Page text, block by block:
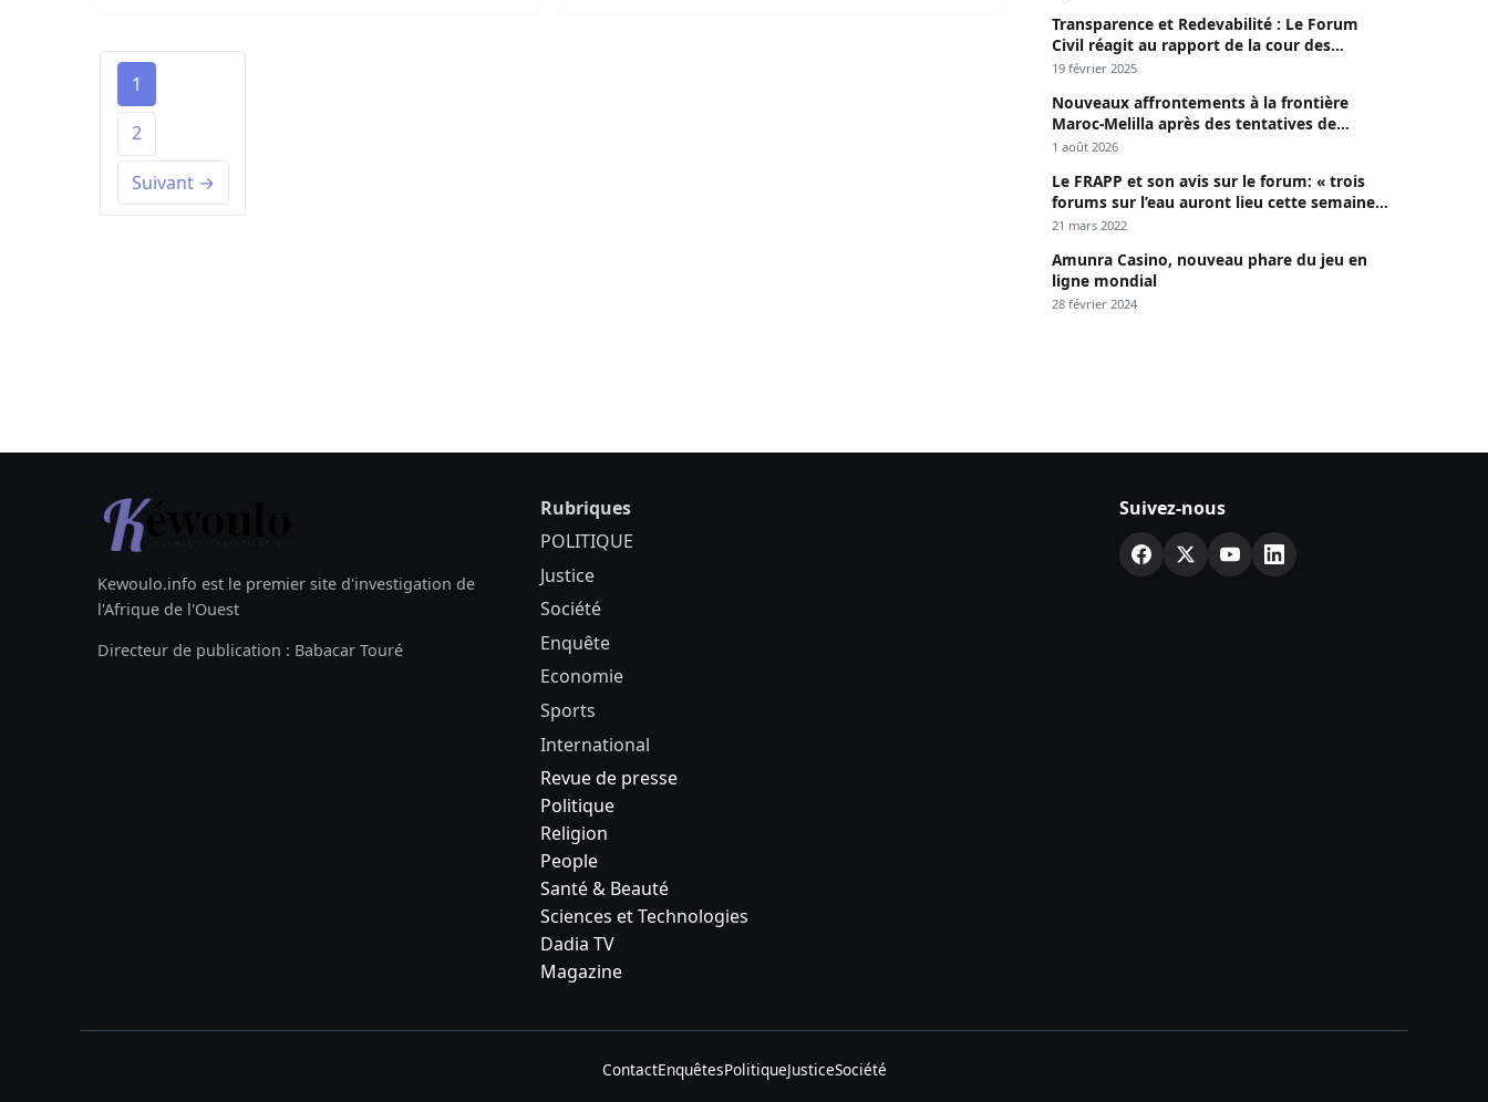
1
2
Suivant →
Transparence et Redevabilité : Le Forum
Civil réagit au rapport de la cour des
comptes
19 février 2025
Nouveaux affrontements à la frontière
Maroc-Melilla après des tentatives de
passage
1 août 2026
Le FRAPP et son avis sur le forum: « trois
forums sur l’eau auront lieu cette semaine à
Dakar »
21 mars 2022
Amunra Casino, nouveau phare du jeu en
ligne mondial
28 février 2024
Kewoulo.info est le premier site d'investigation de
l'Afrique de l'Ouest
Directeur de publication : Babacar Touré
Rubriques
POLITIQUE
Justice
Société
Enquête
Economie
Sports
International
Revue de presse
Politique
Religion
People
Santé & Beauté
Sciences et Technologies
Dadia TV
Magazine
Suivez-nous
ContactEnquêtesPolitiqueJusticeSociété